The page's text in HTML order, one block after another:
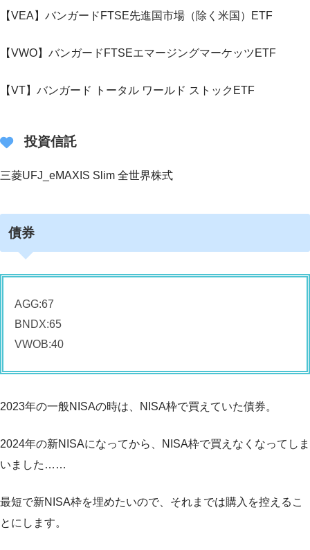
【VEA】バンガードFTSE先進国市場（除く米国）ETF
【VWO】バンガードFTSEエマージングマーケッツETF
【VT】バンガード トータル ワールド ストックETF
投資信託
三菱UFJ_eMAXIS Slim 全世界株式
債券
AGG:67
BNDX:65
VWOB:40
2023年の一般NISAの時は、NISA枠で買えていた債券。
2024年の新NISAになってから、NISA枠で買えなくなってしま
いました……
最短で新NISA枠を埋めたいので、それまでは購入を控えるこ
とにします。